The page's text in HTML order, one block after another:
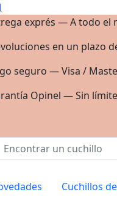
exprés — A todo el
en un plazo
seguro — Visa /
Opinel — Sin
Cuchillos